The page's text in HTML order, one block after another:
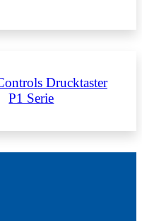
Drucktaster
P1 Serie